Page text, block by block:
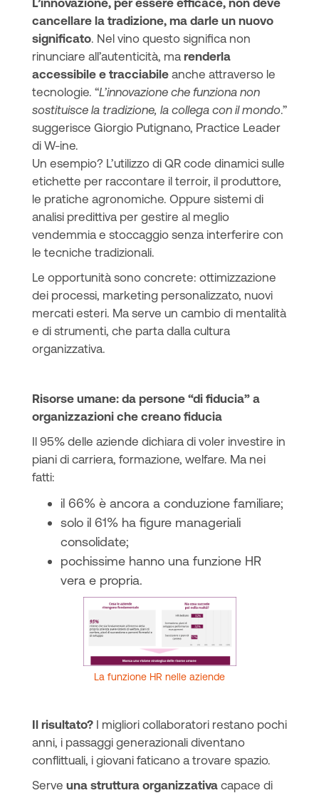
cancellare la tradizione, ma darle un nuovo
significato. Nel vino questo significa non
rinunciare all’autenticità, ma renderla
accessibile e tracciabileanche attraverso le
tecnologie. “L’innovazione che funziona non
sostituisce la tradizione, la collega con il mondo.”
suggerisce Giorgio Putignano, Practice Leader
di W-ine.
Un esempio? L’utilizzo di QR code dinamici sulle
etichette per raccontare il terroir, il produttore,
le pratiche agronomiche. Oppure sistemi di
analisi predittiva per gestire al meglio
vendemmia e stoccaggio senza interferire con
le tecniche tradizionali.
Le opportunità sono concrete: ottimizzazione
dei processi, marketing personalizzato, nuovi
mercati esteri. Ma serve un cambio di mentalità
e di strumenti, che parta dalla cultura
organizzativa.
Risorse umane: da persone “di fiducia” a
organizzazioni che creano fiducia
Il 95% delle aziende dichiara di voler investire in
piani di carriera, formazione, welfare. Ma nei
fatti:
il 66% è ancora a conduzione familiare;
solo il 61% ha figure manageriali
consolidate;
pochissime hanno una funzione HR
vera e propria.
La funzione HR nelle aziende
Il risultato?I migliori collaboratori restano pochi
anni, i passaggi generazionali diventano
conflittuali, i giovani faticano a trovare spazio.
Serve una struttura organizzativacapace di